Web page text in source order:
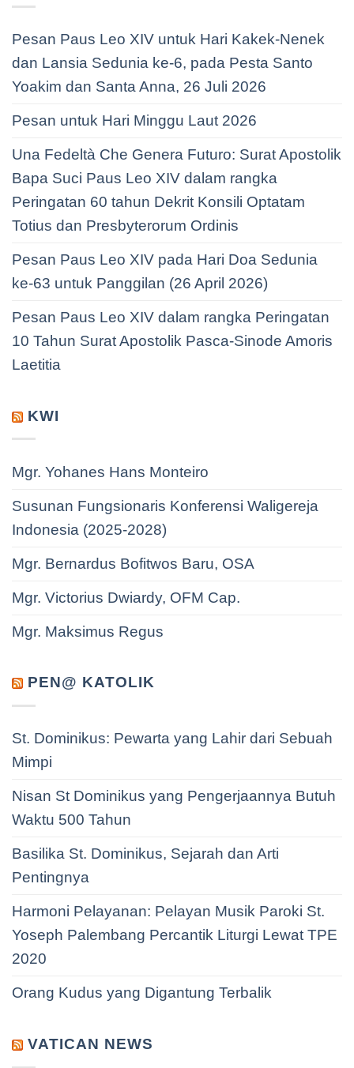
Pesan Paus Leo XIV untuk Hari Kakek-Nenek
dan Lansia Sedunia ke-6, pada Pesta Santo
Yoakim dan Santa Anna, 26 Juli 2026
Pesan untuk Hari Minggu Laut 2026
Una Fedeltà Che Genera Futuro: Surat Apostolik
Bapa Suci Paus Leo XIV dalam rangka
Peringatan 60 tahun Dekrit Konsili Optatam
Totius dan Presbyterorum Ordinis
Pesan Paus Leo XIV pada Hari Doa Sedunia
ke-63 untuk Panggilan (26 April 2026)
Pesan Paus Leo XIV dalam rangka Peringatan
10 Tahun Surat Apostolik Pasca-Sinode Amoris
Laetitia
KWI
Mgr. Yohanes Hans Monteiro
Susunan Fungsionaris Konferensi Waligereja
Indonesia (2025-2028)
Mgr. Bernardus Bofitwos Baru, OSA
Mgr. Victorius Dwiardy, OFM Cap.
Mgr. Maksimus Regus
PEN@ KATOLIK
St. Dominikus: Pewarta yang Lahir dari Sebuah
Mimpi
Nisan St Dominikus yang Pengerjaannya Butuh
Waktu 500 Tahun
Basilika St. Dominikus, Sejarah dan Arti
Pentingnya
Harmoni Pelayanan: Pelayan Musik Paroki St.
Yoseph Palembang Percantik Liturgi Lewat TPE
2020
Orang Kudus yang Digantung Terbalik
VATICAN NEWS